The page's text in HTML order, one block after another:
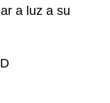
a luz a su